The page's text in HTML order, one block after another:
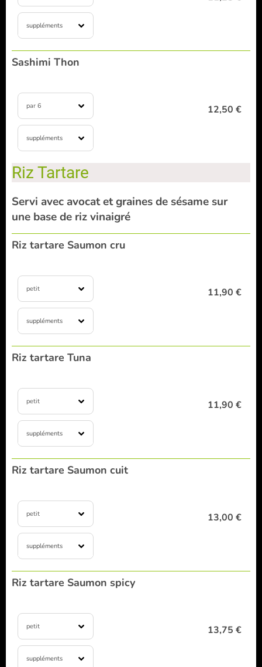
suppléments
Sashimi Thon
par 6
suppléments
12,50 €
Riz Tartare
Servi avec avocat et graines de sésame sur
une base de riz vinaigré
Riz tartare Saumon cru
petit
suppléments
11,90 €
Riz tartare Tuna
petit
suppléments
11,90 €
Riz tartare Saumon cuit
petit
suppléments
13,00 €
Riz tartare Saumon spicy
petit
suppléments
13,75 €